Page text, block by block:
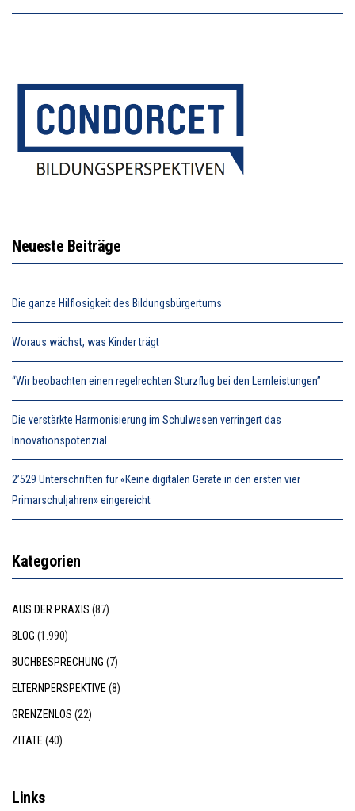
Neueste Beiträge
Die ganze Hilflosigkeit des Bildungsbürgertums
Woraus wächst, was Kinder trägt
“Wir beobachten einen regelrechten Sturzflug bei den Lernleistungen”
Die verstärkte Harmonisierung im Schulwesen verringert das
Innovationspotenzial
2’529 Unterschriften für «Keine digitalen Geräte in den ersten vier
Primarschuljahren» eingereicht
Kategorien
AUS DER PRAXIS (87)
BLOG (1.990)
BUCHBESPRECHUNG (7)
ELTERNPERSPEKTIVE (8)
GRENZENLOS (22)
ZITATE (40)
Links